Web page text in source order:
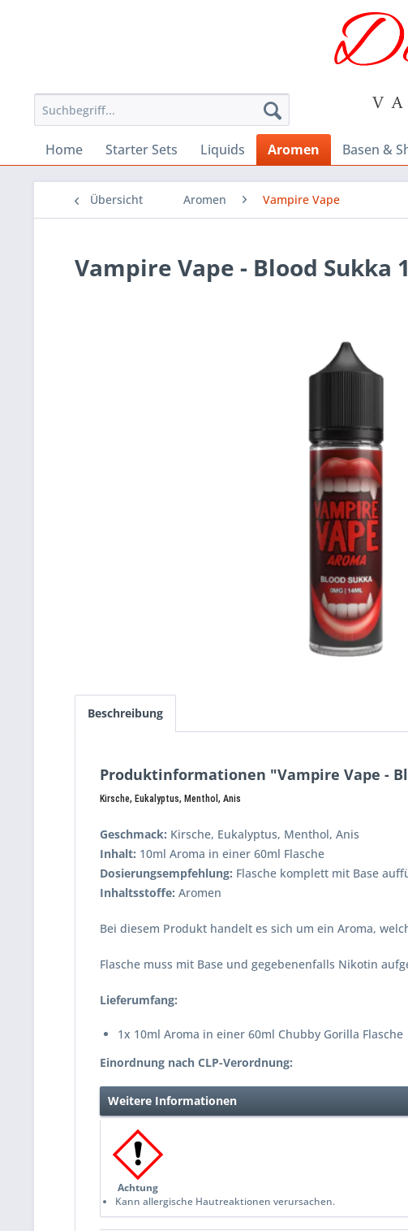
Home Starter Sets Liquids Aromen Basen &
Übersicht Aromen Vampire Vape
Vampire Vape - Blood Sukka
Beschreibung
Produktinformationen "Vampire Vape -
Kirsche, Eukalyptus, Menthol, Anis
Geschmack: Kirsche, Eukalyptus, Menthol, Anis
Inhalt: 10ml Aroma in einer 60ml Flasche
Dosierungsempfehlung: Flasche komplett mit Base
Inhaltsstoffe: Aromen
Bei diesem Produkt handelt es sich um ein Aroma,
Flasche muss mit Base und gegebenenfalls Nikotin
Lieferumfang:
1x 10ml Aroma in einer 60ml Chubby Gorilla Flasche
Einordnung nach CLP-Verordnung:
Weitere Informationen
Achtung
Kann allergische Hautreaktionen verursachen.